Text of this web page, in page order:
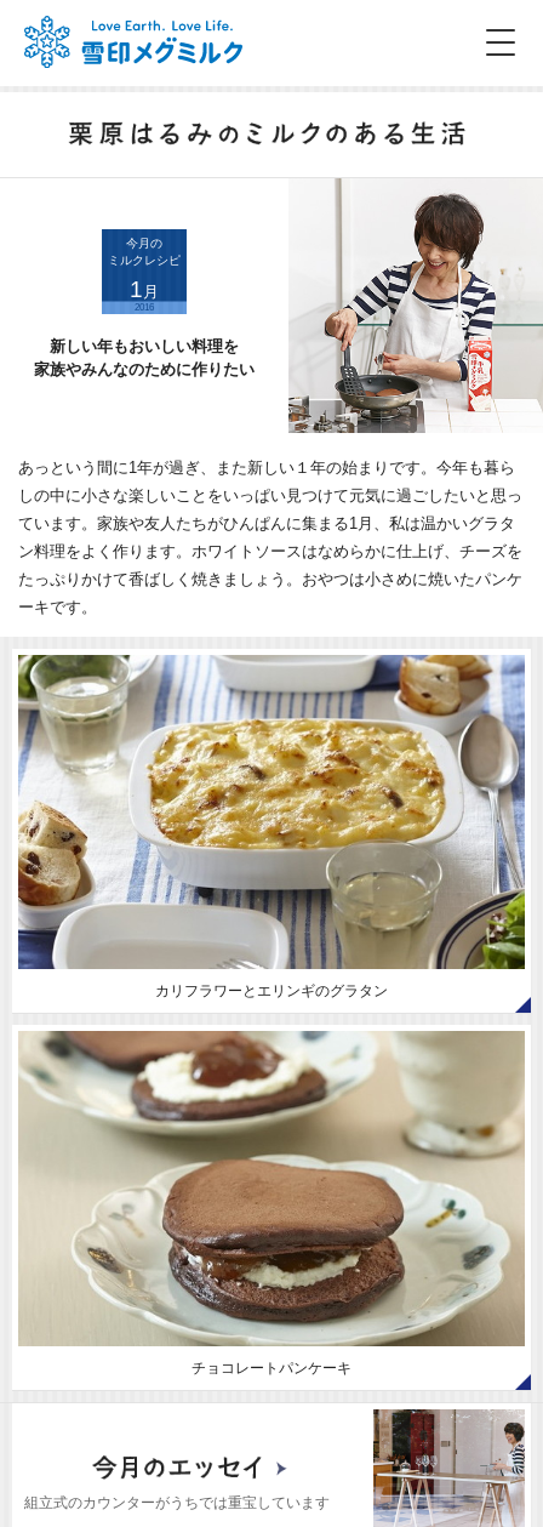
今月の
ミルクレシピ
1 月
2016
新しい年もおいしい料理を
家族やみんなのために作りたい
あっという間に1年が過ぎ、また新しい１年の始まりです。今年も暮ら
しの中に小さな楽しいことをいっぱい見つけて元気に過ごしたいと思っ
ています。家族や友人たちがひんぱんに集まる1月、私は温かいグラタ
ン料理をよく作ります。ホワイトソースはなめらかに仕上げ、チーズを
たっぷりかけて香ばしく焼きましょう。おやつは小さめに焼いたパンケ
ーキです。
カリフラワーとエリンギのグラタン
チョコレートパンケーキ
組立式のカウンターがうちでは重宝しています